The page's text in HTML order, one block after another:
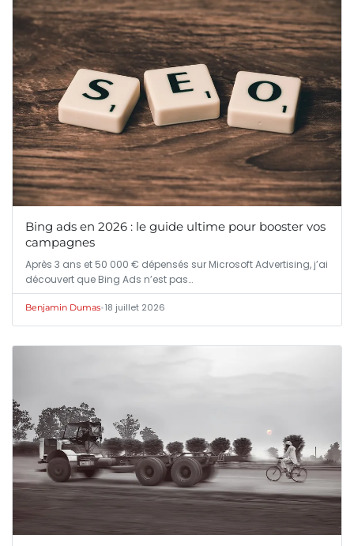
Bing ads en 2026 : le guide ultime pour booster vos
campagnes
Après 3 ans et 50 000 € dépensés sur Microsoft Advertising, j’ai
découvert que Bing Ads n’est pas…
Benjamin Dumas•18 juillet 2026